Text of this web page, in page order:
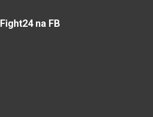
Fight24 na FB